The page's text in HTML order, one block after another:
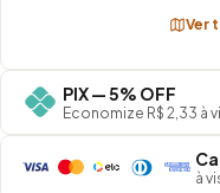
Ver
PIX — 5% OFF
Economize R$ 2,33 à
à